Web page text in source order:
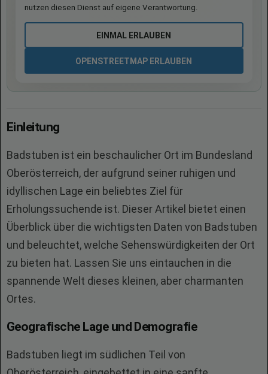
nutzen diesen Dienst auf eigene Verantwortung.
EINMAL ERLAUBEN
OPENSTREETMAP ERLAUBEN
Einleitung
Badstuben ist ein beschaulicher Ort im Bundesland
Oberösterreich, der aufgrund seiner ruhigen und
idyllischen Lage ein beliebtes Ziel für
Erholungssuchende ist. Dieser Artikel bietet einen
Überblick über die wichtigsten Daten von Badstuben
und beleuchtet, welche Sehenswürdigkeiten der Ort
zu bieten hat. Lassen Sie uns eintauchen in die
spannende Welt dieses kleinen, aber charmanten
Ortes.
Geografische Lage und Demografie
Badstuben liegt im südlichen Teil von